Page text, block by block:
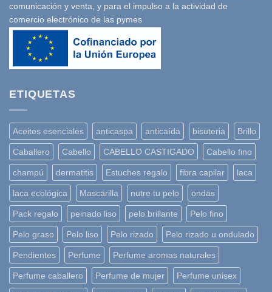
comunicación y venta, y para el impulso a la actividad de
comercio electrónico de las pymes
ETIQUETAS
Aceites esenciales anticaspa anticaída bisuteria Brillo
Caballero Cabello CABELLO CASTIGADO Cabello fino
champú dermatitis Estuches regalo fibra capilar laca
laca ecológica Mascarilla nutre tu pelo ondas
Pack regalo peinado liso pelo brillante Pelo fino
Pelo graso Pelo liso Pelo rizado Pelo rizado u ondulado
Pendientes Perfume Perfume aromas naturales
Perfume caballero Perfume de mujer Perfume unisex